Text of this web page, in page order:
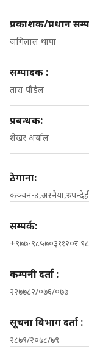
प्रकाशक/प्रधान
जगिलाल थापा
सम्पादक :
तारा पौडेल
प्रबन्धक:
शेखर अर्याल
ठेगाना:
कञ्चन-
सम्पर्क:
+९७७-९८५७०३११२०र
कम्पनी दर्ता :
२२७७८२/०७६/०७७
सूचना विभाग दर्ता :
२८७९/२०७८/७९